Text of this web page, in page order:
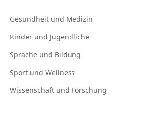
Gesundheit und Medizin
Kinder und Jugendliche
Sprache und Bildung
Sport und Wellness
Wissenschaft und Forschung